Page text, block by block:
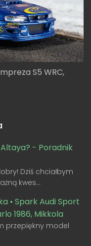
S5 WRC,
- Poradnik
Dziś chciałbym
kwes…
• Spark Audi Sport
1986, Mikkola
przepiękny model